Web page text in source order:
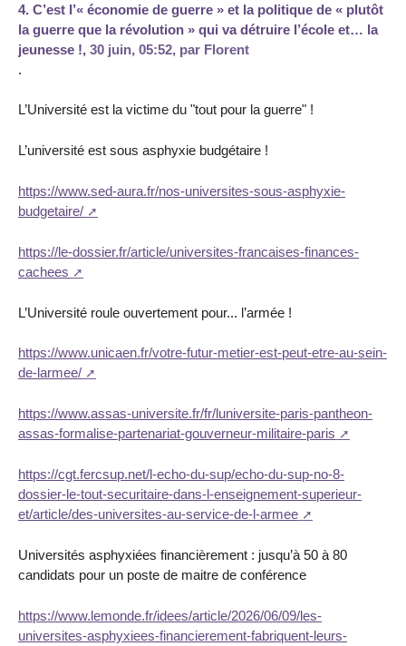
4. C’est l’« économie de guerre » et la politique de « plutôt
la guerre que la révolution » qui va détruire l’école et… la
jeunesse !, 30 juin, 05:52, par Florent
.
L’Université est la victime du "tout pour la guerre" !
L’université est sous asphyxie budgétaire !
https://www.sed-aura.fr/nos-universites-sous-asphyxie-
budgetaire/
https://le-dossier.fr/article/universites-francaises-finances-
cachees
L’Université roule ouvertement pour... l’armée !
https://www.unicaen.fr/votre-futur-metier-est-peut-etre-au-sein-
de-larmee/
https://www.assas-universite.fr/fr/luniversite-paris-pantheon-
assas-formalise-partenariat-gouverneur-militaire-paris
https://cgt.fercsup.net/l-echo-du-sup/echo-du-sup-no-8-
dossier-le-tout-securitaire-dans-l-enseignement-superieur-
et/article/des-universites-au-service-de-l-armee
Universités asphyxiées financièrement : jusqu’à 50 à 80
candidats pour un poste de maitre de conférence
https://www.lemonde.fr/idees/article/2026/06/09/les-
universites-asphyxiees-financierement-fabriquent-leurs-